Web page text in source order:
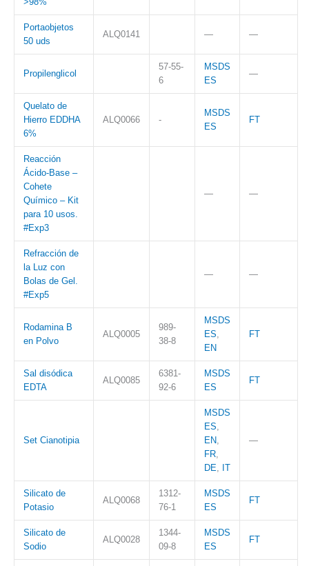
Portaobjetos
50 uds
ALQ0141 — —
Propilenglicol
57-55-
6
MSDS
ES
—
Quelato de
Hierro EDDHA
6%
ALQ0066 -
MSDS
ES
FT
Reacción
Ácido-Base –
Cohete
Químico – Kit
para 10 usos.
#Exp3
— —
Refracción de
la Luz con
Bolas de Gel.
#Exp5
— —
Rodamina B
en Polvo
ALQ0005
989-
38-8
MSDS
ES,
EN
FT
Sal disódica
EDTA
ALQ0085
6381-
92-6
MSDS
ES
FT
Set Cianotipia
MSDS
ES,
EN,
FR,
DE, IT
—
Silicato de
Potasio
ALQ0068
1312-
76-1
MSDS
ES
FT
Silicato de
Sodio
ALQ0028
1344-
09-8
MSDS
ES
FT